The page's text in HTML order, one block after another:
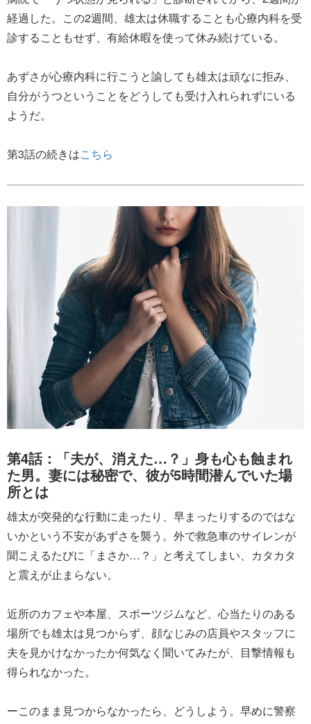
経過した。この2週間、雄太は休職することも心療内科を受
診することもせず、有給休暇を使って休み続けている。
あずさが心療内科に行こうと諭しても雄太は頑なに拒み、
自分がうつということをどうしても受け入れられずにいる
ようだ。
第3話の続きはこちら
第4話：「夫が、消えた…？」身も心も蝕まれ
た男。妻には秘密で、彼が5時間潜んでいた場
所とは
雄太が突発的な行動に走ったり、早まったりするのではな
いかという不安があずさを襲う。外で救急車のサイレンが
聞こえるたびに「まさか…？」と考えてしまい、カタカタ
と震えが止まらない。
近所のカフェや本屋、スポーツジムなど、心当たりのある
場所でも雄太は見つからず、顔なじみの店員やスタッフに
夫を見かけなかったか何気なく聞いてみたが、目撃情報も
得られなかった。
ーこのまま見つからなかったら、どうしよう。早めに警察